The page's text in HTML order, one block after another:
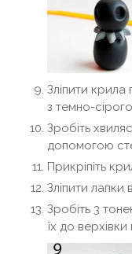
Зліпити
з темно-
Зробіть
допомогою
Прикріпіть
Зліпити лапки
Зробіть 3
їх до верхівки